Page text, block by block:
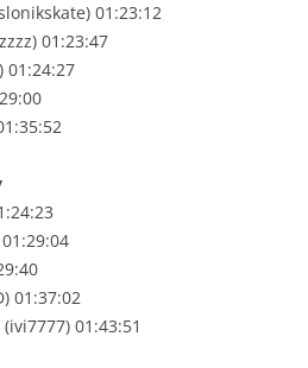
01:23:12
01:23:47
01:24:27
01:37:02
01:43:51